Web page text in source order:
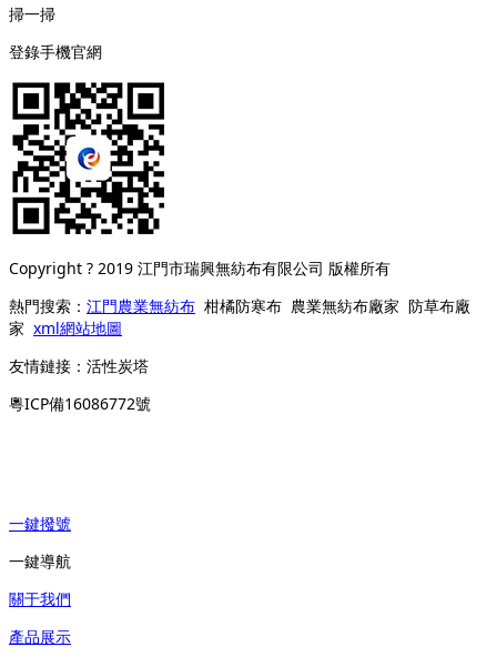
掃一掃
登錄手機官網
Copyright ? 2019 江門市瑞興無紡布有限公司 版權所有
熱門搜索： 江門農業無紡布 柑橘防寒布 農業無紡布廠家 防草布廠
家 xml網站地圖
友情鏈接： 活性炭塔
粵ICP備16086772號
一鍵撥號
一鍵導航
關于我們
產品展示